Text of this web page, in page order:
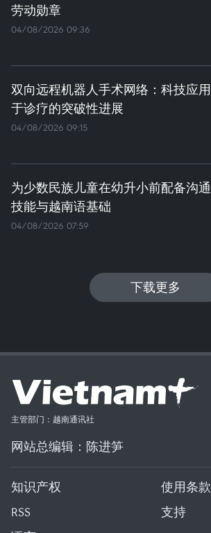
劳动勋章
04/08/2026 09:36
双向远程机器人手术网络：科技应用
于诊疗的突破性进展
04/08/2026 09:15
为少数民族儿童在幼升小前配备沟通
技能与越南语基础
04/08/2026 07:59
下载更多
主管部门：越南通讯社
网站总编辑：陈进笋
知识产权
使用条款
RSS
支持